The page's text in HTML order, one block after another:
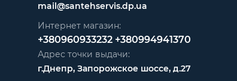
mail@santehservis.dp.ua
Интернет магазин:
+380960933232 +380994941370
Адрес точки выдачи:
г.Днепр, Запорожское шоссе, д.27